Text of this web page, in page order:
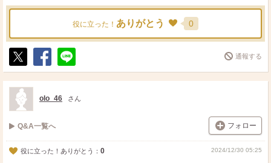
役に立った！ ありがとう 0
ポ
ス
ト
シ
ェ
送
る
通報する
olo_46 さん
Q&A一覧へ フォロー
役に立った！ありがとう： 0 2024/12/30 05:25